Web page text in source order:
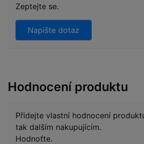
Zeptejte se.
Napište dotaz
Hodnocení produktu
Přidejte vlastní hodnocení
tak dalším nakupujícím.
Hodnoťte.